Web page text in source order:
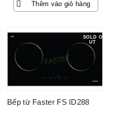
là:
tại
Thêm vào giỏ hàng
SOLD O
UT
Bếp từ Faster FS ID288